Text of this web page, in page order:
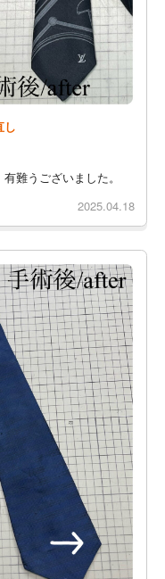
し
難うございました。
2025.04.18